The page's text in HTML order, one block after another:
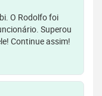
O Rodolfo foi
Superou
Continue assim!